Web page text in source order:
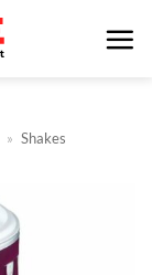
» Shakes